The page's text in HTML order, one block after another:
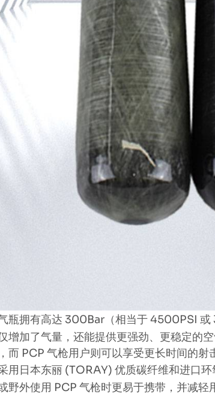
瓶拥有高达 300Bar（相当于 4500PSI
增加了气量，还能提供更强劲、更稳定的
而 PCP 气枪用户则可以享受更长时间的射
用日本东丽 (TORAY) 优质碳纤维和进口
野外使用 PCP 气枪时更易于携带，并减轻